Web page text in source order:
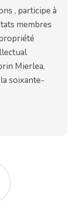
, participe à
membres
Mierlea,
soixante-